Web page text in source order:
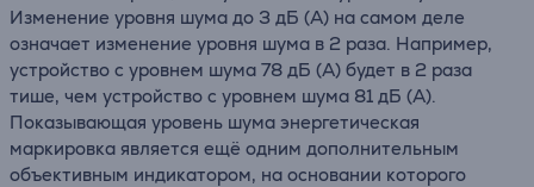
Изменение уровня шума до 3 дБ (А) на самом деле
означает изменение уровня шума в 2 раза. Например,
устройство с уровнем шума 78 дБ (А) будет в 2 раза
тише, чем устройство с уровнем шума 81 дБ (А).
Показывающая уровень шума энергетическая
маркировка является ещё одним дополнительным
объективным индикатором, на основании которого